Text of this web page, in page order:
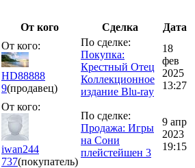
От кого Сделка Дата
От кого:
HD88888
9(продавец)
По сделке:
Покупка:
Крестный Отец
Коллекционное
издание Blu-ray
18
фев
2025
13:27
От кого:
iwan244
737(покупатель)
По сделке:
Продажа: Игры
на Сони
плейстейшен 3
9 апр
2023
19:15